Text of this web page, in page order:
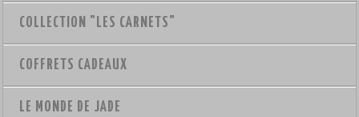
COLLECTION "LES CARNETS"
COFFRETS CADEAUX
LE MONDE DE JADE